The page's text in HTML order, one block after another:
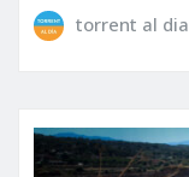
torrent al dia